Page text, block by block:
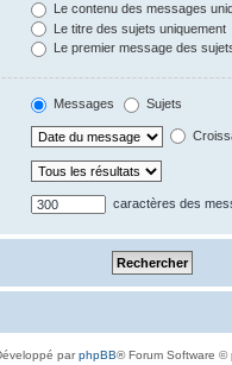
Le contenu des messages
Le titre des sujets uniquement
Le premier message des
Messages Sujets
caractères des
parphpBB® Forum Software ©